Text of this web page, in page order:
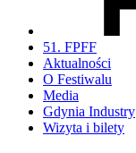
51. FPFF
Aktualności
O Festiwalu
Media
Gdynia Industry
Wizyta i bilety